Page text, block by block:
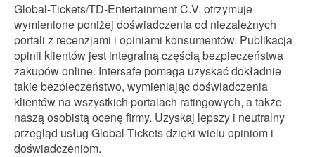
Global-Tickets/TD-Entertainment C.V. otrzymuje
wymienione poniżej doświadczenia od niezależnych
portali z recenzjami i opiniami konsumentów. Publikacja
opinii klientów jest integralną częścią bezpieczeństwa
zakupów online. Intersafe pomaga uzyskać dokładnie
takie bezpieczeństwo, wymieniając doświadczenia
klientów na wszystkich portalach ratingowych, a także
naszą osobistą ocenę firmy. Uzyskaj lepszy i neutralny
przegląd usług Global-Tickets dzięki wielu opiniom i
doświadczeniom.